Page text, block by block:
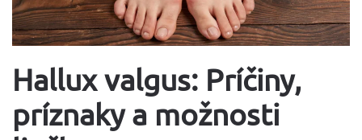
Hallux valgus: Príčiny,
príznaky a možnosti